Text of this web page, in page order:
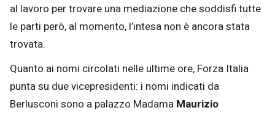
al lavoro per trovare una mediazione che soddisfi tutte
le parti però, al momento, l’intesa non è ancora stata
trovata.
Quanto ai nomi circolati nelle ultime ore, Forza Italia
punta su due vicepresidenti: i nomi indicati da
Berlusconi sono a palazzo Madama Maurizio